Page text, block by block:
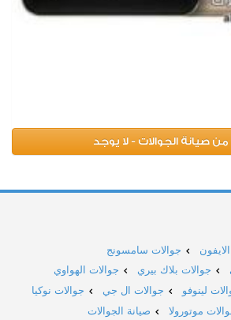
من صيانة الجوالات - لا يوجد
جوالات سامسونج
جوالات بلاك بيري
جوالات الهواوي
لينوفو جوالات ال جي
جوالات نوكيا
موتورولا صيانة الجوالات